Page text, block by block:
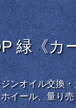
緑《カ
ンオイル交換
イール、量り